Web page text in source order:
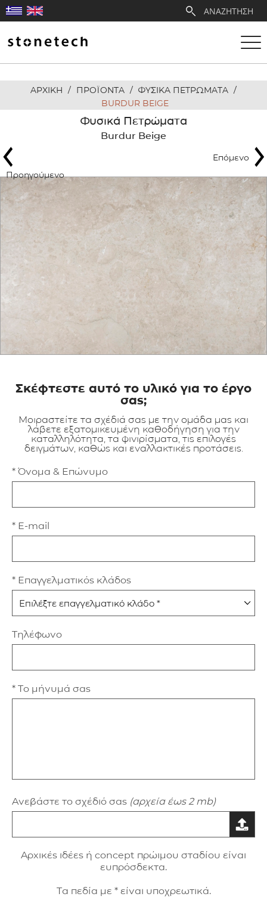
Η ΕΤΑΙΡΕΙΑ
ΑΝΤΙΠΡΟΣΩΠΕΙΕΣ
ΠΡΟΪΟΝΤΑ
ΕΡΓΑ
ΕΦΑΡΜΟΓΕΣ
BLOG
ΑΡΧΙΚΗ / ΠΡΟΪΟΝΤΑ / ΦΥΣΙΚΑ ΠΕΤΡΩΜΑΤΑ /
BURDUR BEIGE
Φυσικά Πετρώματα
Burdur Beige
Προηγούμενο
Επόμενο
Σκέφτεστε αυτό το υλικό για το έργο
σας;
Μοιραστείτε τα σχέδιά σας με την ομάδα μας και
λάβετε εξατομικευμένη καθοδήγηση για την
καταλληλότητα, τα φινιρίσματα, τις επιλογές
δειγμάτων, καθώς και εναλλακτικές προτάσεις.
* Όνομα & Επώνυμο
* E-mail
* Επαγγελματικός κλάδος
Τηλέφωνο
* Το μήνυμά σας
Ανεβάστε το σχέδιό σας (αρχεία έως 2 mb)
Aρxικές ιδέες ή concept πρώιμου σταδίου είναι
ευπρόσδεκτα.
Τα πεδία με * είναι υποχρεωτικά.